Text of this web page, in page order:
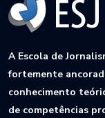
A Escola de
fortemente
conhecimento
de competências